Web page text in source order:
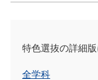
特色選抜の詳細版
全学科